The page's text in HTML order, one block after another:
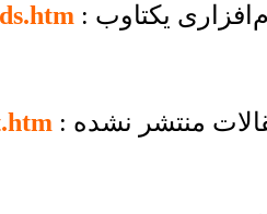
یکتاوب
منتشر نشده